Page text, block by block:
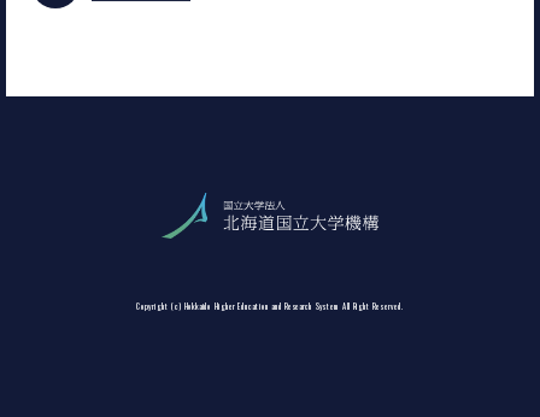
Copyright (c) Hokkaido Higher Education and Research System All Right Reserved.